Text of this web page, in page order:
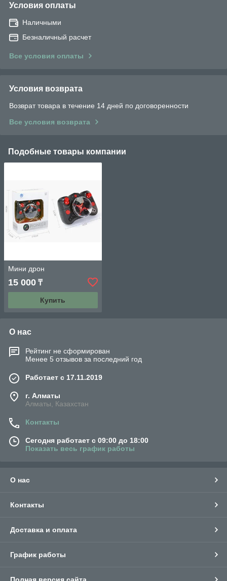
Условия оплаты
Наличными
Безналичный расчет
Все условия оплаты
Условия возврата
Возврат товара в течение 14 дней по договоренности
Все условия возврата
Подобные товары компании
Мини дрон
15 000 ₸
Купить
О нас
Рейтинг не сформирован
Менее 5 отзывов за последний год
Работает с 17.11.2019
г. Алматы
Алматы, Казахстан
Контакты
Сегодня работает с 09:00 до 18:00
Показать весь график работы
О нас
Контакты
Доставка и оплата
График работы